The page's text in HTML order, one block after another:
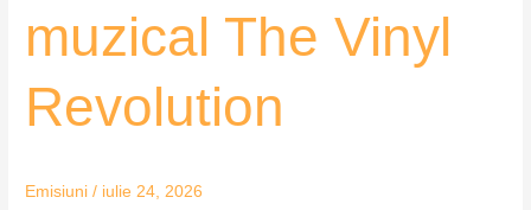
muzical The Vinyl
Revolution
Emisiuni / iulie 24, 2026